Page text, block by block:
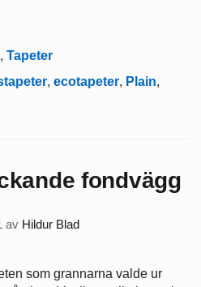
, Tapeter
, ecotapeter, Plain,
fondvägg
av Hildur Blad
som grannarna valde ur